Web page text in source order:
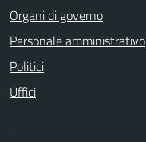
Organi di governo
Personale amministrativo
Politici
Uffici